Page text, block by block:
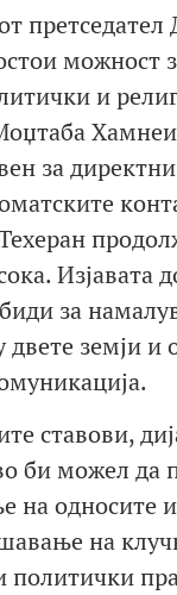
можност
и
за
Изјавата
за
двете земји и
ставови,
би можел да
на односите
на
политички